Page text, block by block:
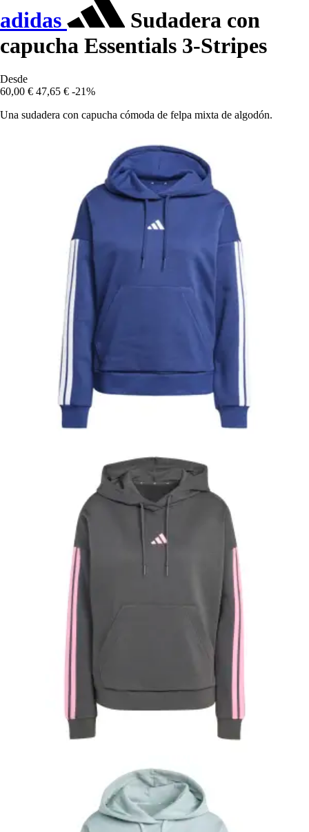
adidas
Sudadera con
capucha Essentials 3-Stripes
Desde
60,00 € 47,65 € -21%
Una sudadera con capucha cómoda de felpa mixta de algodón.